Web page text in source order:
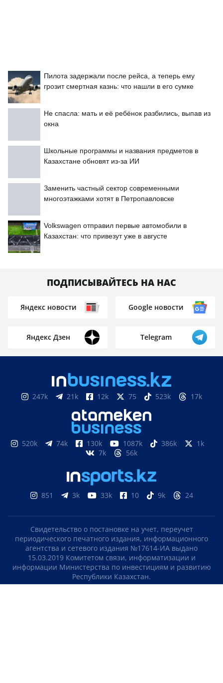
Пилота задержали после рейса, а теперь ему
грозит смертная казнь: что нашли в его сумке
Не спасла: мать и её ребёнок разбились, выпав из
окна
Школьные программы и названия предметов в
Казахстане обновят из-за ИИ
Заменить частный сектор современными
многоэтажками хотят в Петропавловске
Volkswagen отправил первые автомобили в
Казахстан: что привезут уже в августе
ПОДПИСЫВАЙТЕСЬ НА НАС
Яндекс новости Google новости
Яндекс Дзен Telegram
247k 21k 12k 75 523k 17k
520k 74k 130k 1087k 386k
1k
7k
56k
851 3k 33k 10 9k 24
Свидетельство о постановке на учет, переучет
периодического печатного издания, информационного
агентства и сетевого издания №17614-ИА выдано
15.03.2019 Комитетом связи, информатизации и
информации Министерства по инвестициям и развитию
Республики Казахстан.